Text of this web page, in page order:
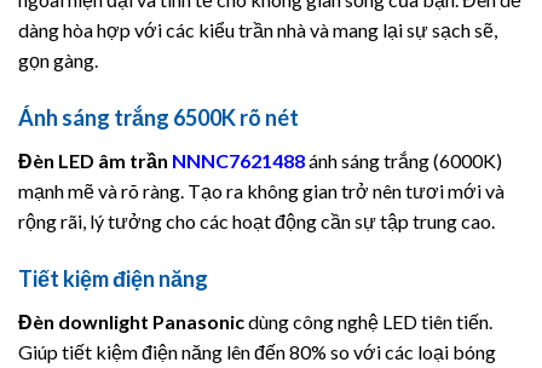
dàng hòa hợp với các kiểu trần nhà và mang lại sự sạch sẽ,
gọn gàng.
Ánh sáng trắng 6500K rõ nét
Đèn LED âm trần NNNC7621488ánh sáng trắng (6000K)
mạnh mẽ và rõ ràng. Tạo ra không gian trở nên tươi mới và
rộng rãi, lý tưởng cho các hoạt động cần sự tập trung cao.
Tiết kiệm điện năng
Đèn downlight Panasonicdùng công nghệ LED tiên tiến.
Giúp tiết kiệm điện năng lên đến 80% so với các loại bóng